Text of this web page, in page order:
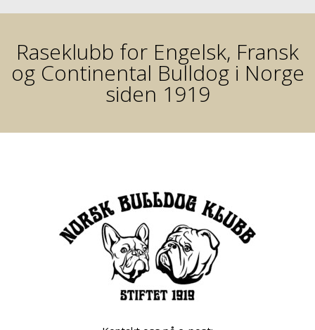
Raseklubb for Engelsk, Fransk
og Continental Bulldog i Norge
siden 1919